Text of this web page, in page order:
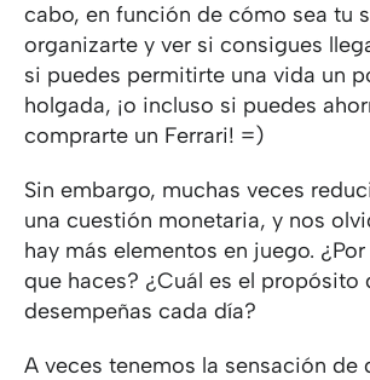
cabo, en función de cómo sea tu
organizarte y ver si consigues
si puedes permitirte una vida un
holgada, ¡o incluso si puedes
comprarte un Ferrari! =)
Sin embargo, muchas veces
una cuestión monetaria, y nos
hay más elementos en juego.
que haces? ¿Cuál es el propósito
desempeñas cada día?
A veces tenemos la sensación de